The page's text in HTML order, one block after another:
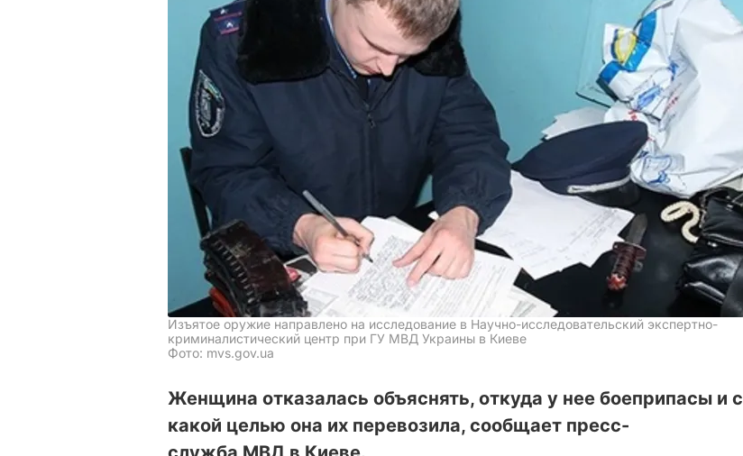
Изъятое оружие направлено на исследование в Научно-исследовательский экспертно-
криминалистический центр при ГУ МВД Украины в Киеве
Фото: mvs.gov.ua
Женщина отказалась объяснять, откуда у нее боеприпасы и с
какой целью она их перевозила, сообщает пресс-